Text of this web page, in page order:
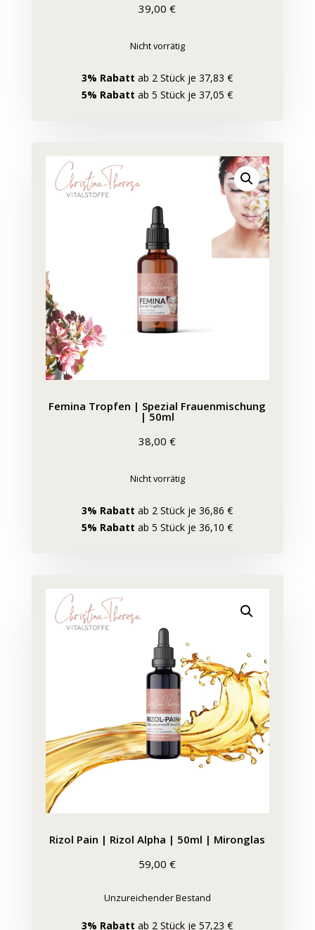
39,00€
Nicht vorrätig
3% Rabatt ab 2 Stück je 37,83 €
5% Rabatt ab 5 Stück je 37,05 €
Femina Tropfen | Spezial Frauenmischung
| 50ml
38,00€
Nicht vorrätig
3% Rabatt ab 2 Stück je 36,86 €
5% Rabatt ab 5 Stück je 36,10 €
Rizol Pain | Rizol Alpha | 50ml | Mironglas
59,00€
Unzureichender Bestand
3% Rabatt ab 2 Stück je 57,23 €